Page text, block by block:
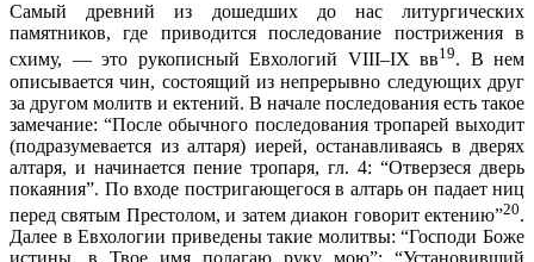
Самый древний из дошедших до нас литургических
памятников, где приводится последование пострижения в
схиму, — это рукописный Евхологий VIII–IX вв19. В нем
описывается чин, состоящий из непрерывно следующих друг
за другом молитв и ектений. В начале последования есть такое
замечание: “После обычного последования тропарей выходит
(подразумевается из алтаря) иерей, останавливаясь в дверях
алтаря, и начинается пение тропаря, гл. 4: “Отверзеся дверь
покаяния”. По входе постригающегося в алтарь он падает ниц
перед святым Престолом, и затем диакон говорит ектению”20.
Далее в Евхологии приведены такие молитвы: “Господи Боже
истины, в Твое имя полагаю руку мою”; “Установивший